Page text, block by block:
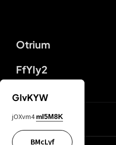
Otrium
FfYIy2
DDcvSo
GIvKYW
jOXvm4 mI5M8K
BMcLyf